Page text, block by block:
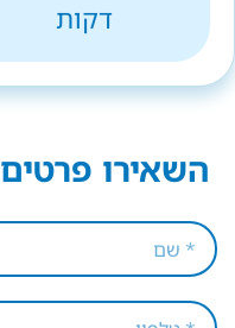
דקות
השאירו